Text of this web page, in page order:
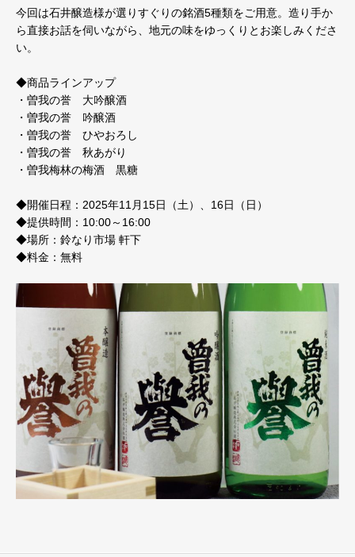
今回は石井醸造様が選りすぐりの銘酒5種類をご用意。造り手か
ら直接お話を伺いながら、地元の味をゆっくりとお楽しみくださ
い。
◆商品ラインアップ
・曽我の誉 大吟醸酒
・曽我の誉 吟醸酒
・曽我の誉 ひやおろし
・曽我の誉 秋あがり
・曽我梅林の梅酒 黒糖
◆開催日程：2025年11月15日（土）、16日（日）
◆提供時間：10:00～16:00
◆場所：鈴なり市場 軒下
◆料金：無料